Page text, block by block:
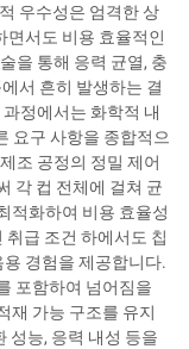
우수성은 엄격한 상
면서도 비용 효율적인
을 통해 응력 균열, 충
서 흔히 발생하는 결
정에서는 화학적 내
요구 사항을 종합적으
조 공정의 정밀 제어
각 컵 전체에 걸쳐 균
적화하여 비용 효율성
급 조건 하에서도 칩
경험을 제공합니다.
포함하여 넘어짐을
재 가능 구조를 유지
성능, 응력 내성 등을